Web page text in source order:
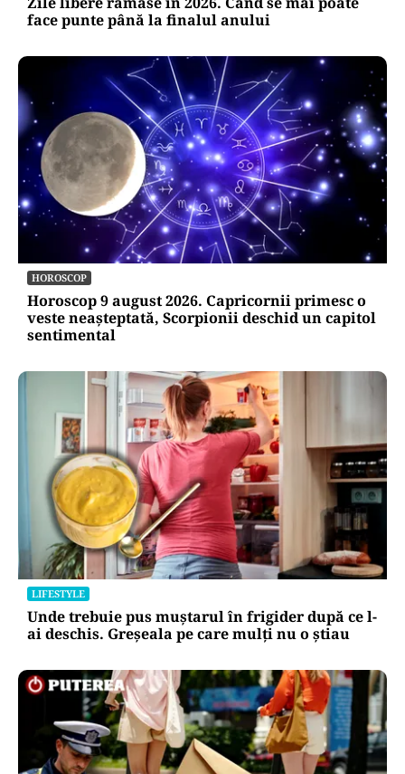
Zile libere rămase în 2026. Când se mai poate
face punte până la finalul anului
HOROSCOP
Horoscop 9 august 2026. Capricornii primesc o
veste neașteptată, Scorpionii deschid un capitol
sentimental